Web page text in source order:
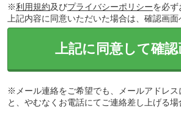
※利用規約及びプライバシーポリシーを必ず
上記内容に同意いただいた場合は、確認画面
上記に同意して確
※メール連絡をご希望でも、メールアドレス
と、やむなくお電話にてご連絡差し上げる場